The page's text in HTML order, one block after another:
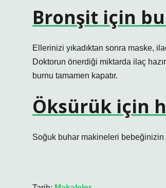
Bronşit için
Ellerinizi yıkadıktan sonra maske,
Doktorun önerdiği miktarda ilaç
burnu tamamen kapatır.
Öksürük için
Soğuk buhar makineleri bebeğinizin